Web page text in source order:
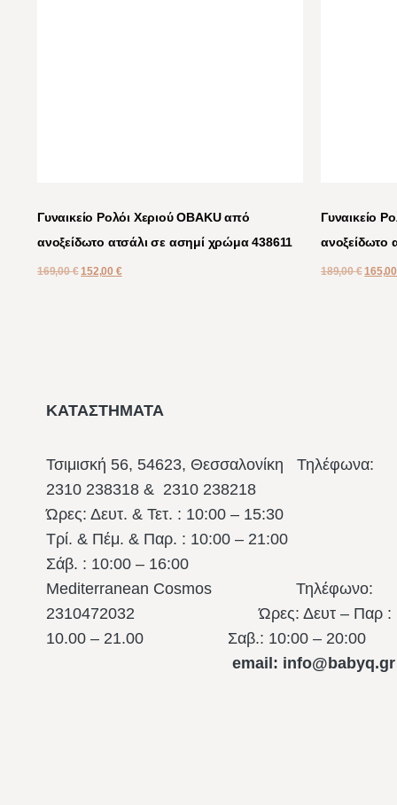
Γυναικείο Ρολόι Χεριού OBAKU από
ανοξείδωτο ατσάλι σε ασημί χρώμα 438611
169,00€ 152,00 €
Γυναικείο
ανοξείδωτο
189,00€
ΚΑΤΑΣΤΗΜΑΤΑ
Τσιμισκή 56, 54623, Θεσσαλονίκη Τηλέφωνα:
2310 238318 & 2310 238218
Ώρες: Δευτ. & Τετ. : 10:00 – 15:30
Τρί. & Πέμ. & Παρ. : 10:00 – 21:00
Σάβ. : 10:00 – 16:00
Mediterranean Cosmos Τηλέφωνο:
2310472032 Ώρες: Δευτ – Παρ :
10.00 – 21.00 Σαβ.: 10:00 – 20:00
email: info@babyq.gr